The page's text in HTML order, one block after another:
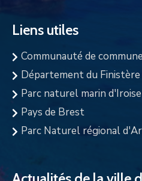
Liens utiles
Communauté de
Département du Finistère
Parc naturel marin d'Iroise
Pays de Brest
Parc Naturel régional